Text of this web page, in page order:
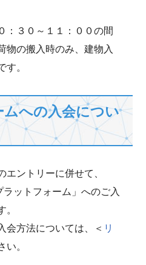
０～１１：００の間
物の搬入時のみ、建物入
す。
への入会につい
ントリーに併せて、
ラットフォーム」へのご入
。
方法については、＜ リ
い。